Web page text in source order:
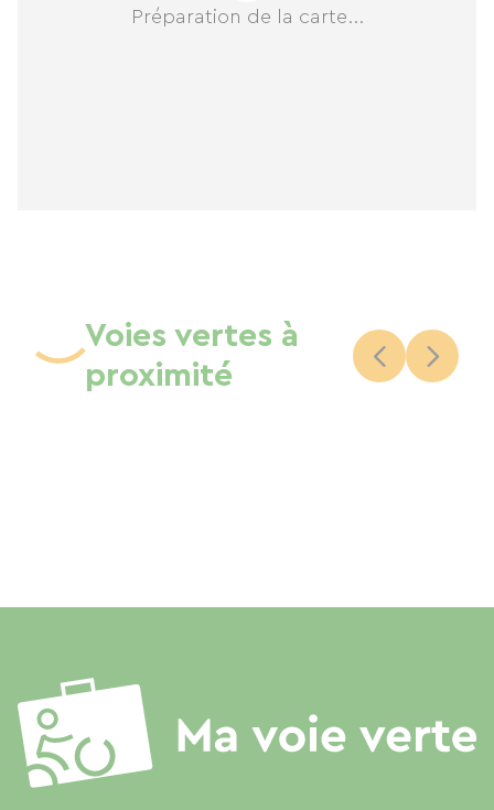
est garantie.
4. Le confort, tout simplement
Oubliez les clichés des dortoirs poussiéreux. Les
connaissent la ville comme leur poche.
centre-ville historique, accessible en 5 minutes à
pied. Le charme des maisons à pans de bois et la
gentillesse des Châlonnais finiront de vous
convaincre.
Préparation de la carte...
Voies vertes à
proximité